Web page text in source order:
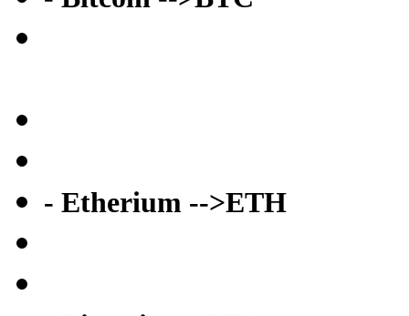
- Etherium -->ETH